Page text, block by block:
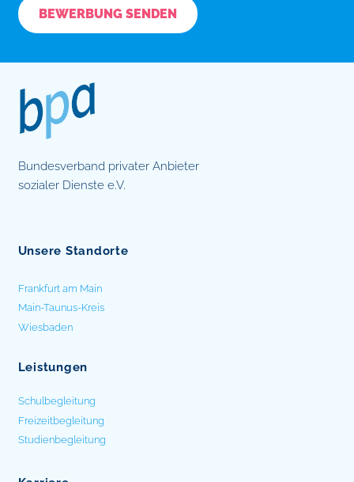
Bundesverband privater Anbieter
sozialer Dienste e.V.
Unsere Standorte
Frankfurt am Main
Main-Taunus-Kreis
Wiesbaden
Leistungen
Schulbegleitung
Freizeitbegleitung
Studienbegleitung